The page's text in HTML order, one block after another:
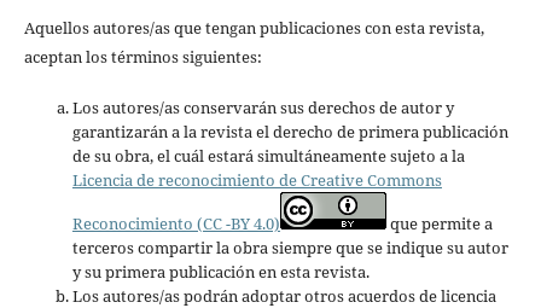
Aquellos autores/as que tengan publicaciones con esta revista,
aceptan los términos siguientes:
Los autores/as conservarán sus derechos de autor y
garantizarán a la revista el derecho de primera publicación
de su obra, el cuál estará simultáneamente sujeto a la
Licencia de reconocimiento de Creative Commons
Reconocimiento (CC -BY 4.0)
que permite a
terceros compartir la obra siempre que se indique su autor
y su primera publicación en esta revista.
Los autores/as podrán adoptar otros acuerdos de licencia